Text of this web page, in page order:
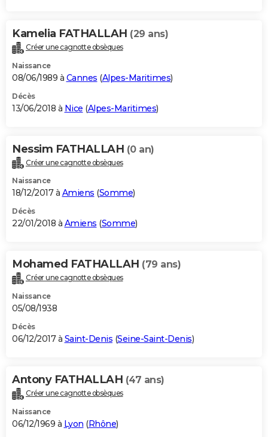
Kamelia FATHALLAH (29 ans)
Créer une cagnotte obsèques
Naissance
08/06/1989 à Cannes (Alpes-Maritimes)
Décès
13/06/2018 à Nice (Alpes-Maritimes)
Nessim FATHALLAH (0 an)
Créer une cagnotte obsèques
Naissance
18/12/2017 à Amiens (Somme)
Décès
22/01/2018 à Amiens (Somme)
Mohamed FATHALLAH (79 ans)
Créer une cagnotte obsèques
Naissance
05/08/1938
Décès
06/12/2017 à Saint-Denis (Seine-Saint-Denis)
Antony FATHALLAH (47 ans)
Créer une cagnotte obsèques
Naissance
06/12/1969 à Lyon (Rhône)